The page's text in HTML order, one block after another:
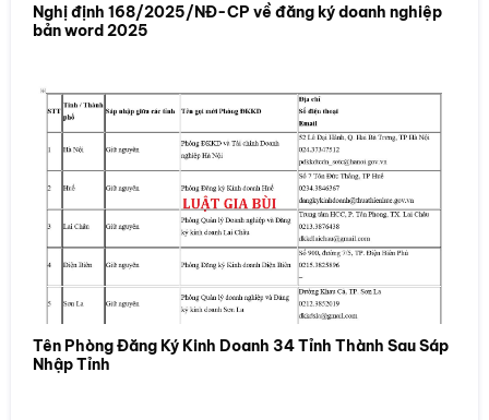
Nghị định 168/2025/NĐ-CP về đăng ký doanh nghiệp
bản word 2025
Tên Phòng Đăng Ký Kinh Doanh 34 Tỉnh Thành Sau Sáp
Nhập Tỉnh